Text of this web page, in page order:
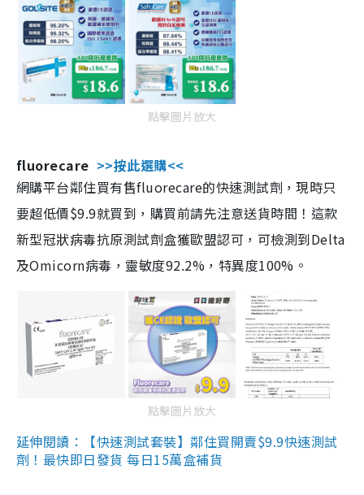
點擊圖片放大
fluorecare >>按此選購<<
網購平台鄰住買有售fluorecare的快速測試劑，現時只
要超低價$9.9就買到，購買前請先注意送貨時間！這款
新型冠狀病毒抗原測試劑盒獲歐盟認可，可檢測到Delta
及Omicorn病毒，靈敏度92.2%，特異度100%。
點擊圖片放大
延伸閱讀：【快速測試套裝】鄰住買開賣$9.9快速測試
劑！最快即日發貨 每日15萬盒補貨